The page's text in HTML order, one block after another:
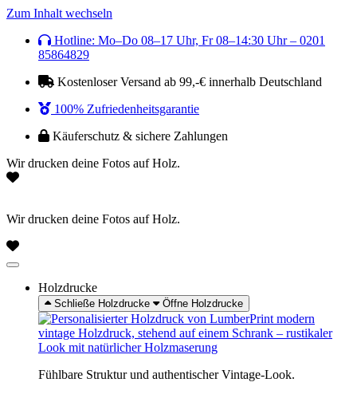
Zum Inhalt wechseln
Hotline: Mo–Do 08–17 Uhr, Fr 08–14:30 Uhr – 0201
85864829
Kostenloser Versand ab 99,-€ innerhalb Deutschland
100% Zufriedenheitsgarantie
Käuferschutz & sichere Zahlungen
Wir drucken deine Fotos auf Holz.
Wir drucken deine Fotos auf Holz.
Holzdrucke
Schließe Holzdrucke Öffne Holzdrucke
Fühlbare Struktur und authentischer Vintage-Look.